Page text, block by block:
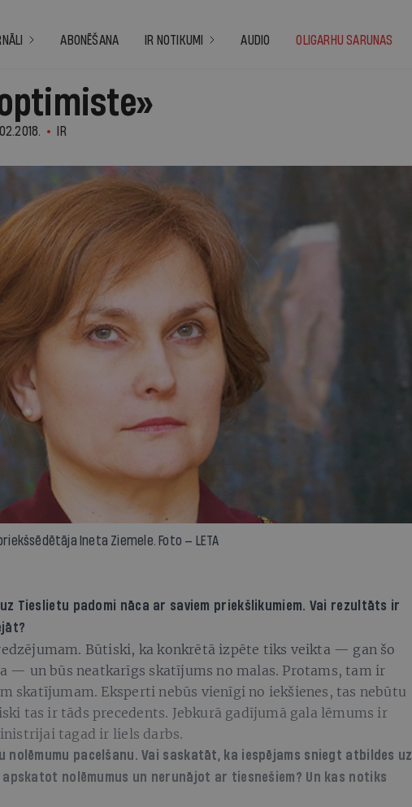
ABONĒŠANA IR NOTIKUMI AUDIO OLIGARHU SARUNAS
IR
Ineta Ziemele. Foto — LETA
Tieslietu padomi nāca ar saviem priekšlikumiem. Vai rezultāts ir
Būtiski, ka konkrētā izpēte tiks veikta — gan šo
— un būs neatkarīgs skatījums no malas. Protams, tam ir
skatījumam. Eksperti nebūs vienīgi no iekšienes, tas nebūtu
tas ir tāds precedents. Jebkurā gadījumā gala lēmums ir
tagad ir liels darbs.
nolēmumu pacelšanu. Vai saskatāt, ka iespējams sniegt atbildes uz
nolēmumus un nerunājot ar tiesnešiem? Un kas notiks